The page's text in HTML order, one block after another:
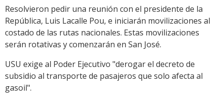
Resolvieron pedir una reunión con el presidente de la
República, Luis Lacalle Pou, e iniciarán movilizaciones al
costado de las rutas nacionales. Estas movilizaciones
serán rotativas y comenzarán en San José.
USU exige al Poder Ejecutivo "derogar el decreto de
subsidio al transporte de pasajeros que solo afecta al
gasoil".